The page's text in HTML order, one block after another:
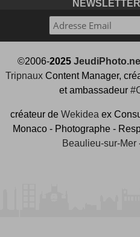
©2006-2025
TripnauxContent Manager,
et ambassadeur
créateur de Wekidea ex
Monaco - Photographe -
Beaulieu-sur-Mer